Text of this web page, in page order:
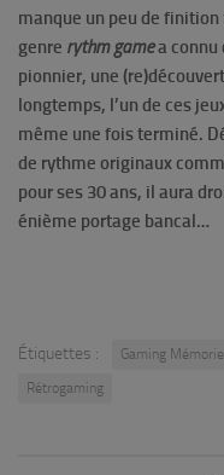
manque un peu de
genre rythm gamea connu
pionnier, une
longtemps, l’un de ces
même une fois terminé.
de rythme originaux
pour ses 30 ans, il aura
énième portage bancal…
Étiquettes : Gaming
Rétrogaming